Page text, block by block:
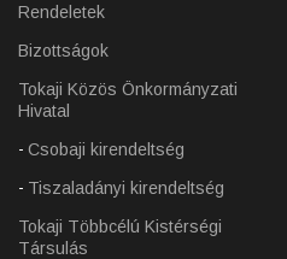
Rendeletek
Bizottságok
Tokaji Közös Önkormányzati
Hivatal
Csobaji kirendeltség
Tiszaladányi kirendeltség
Tokaji Többcélú Kistérségi
Társulás